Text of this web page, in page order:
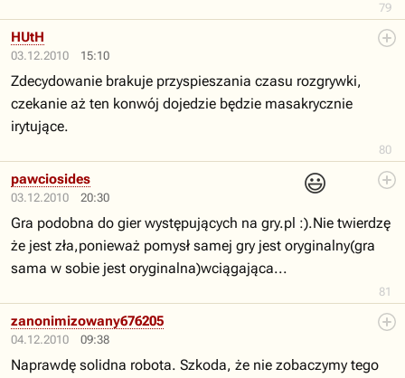
79
03.12.2010 15:10
80
HUtH
Zdecydowanie brakuje przyspieszania czasu rozgrywki,
czekanie aż ten konwój dojedzie będzie masakrycznie
irytujące.
03.12.2010 20:30
😃
81
pawciosides
Gra podobna do gier występujących na gry.pl :).Nie twierdzę
że jest zła,ponieważ pomysł samej gry jest oryginalny(gra
sama w sobie jest oryginalna)wciągająca...
04.12.2010 09:38
zanonimizowany676205
Naprawdę solidna robota. Szkoda, że nie zobaczymy tego